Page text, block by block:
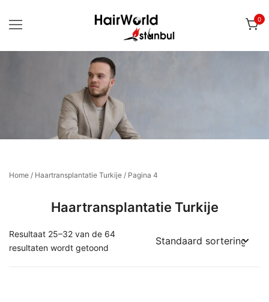
naar
inhoud
Hairworld Istanbul | Webshop
Voor uw biologische CT nazorg producten
0
Home / Haartransplantatie Turkije / Pagina 4
Haartransplantatie Turkije
Resultaat 25–32 van de 64
resultaten wordt getoond